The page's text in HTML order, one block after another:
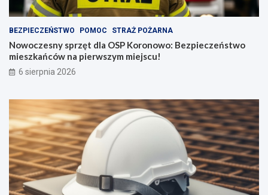
BEZPIECZEŃSTWO POMOC STRAŻ POŻARNA
Nowoczesny sprzęt dla OSP Koronowo: Bezpieczeństwo
mieszkańców na pierwszym miejscu!
6 sierpnia 2026